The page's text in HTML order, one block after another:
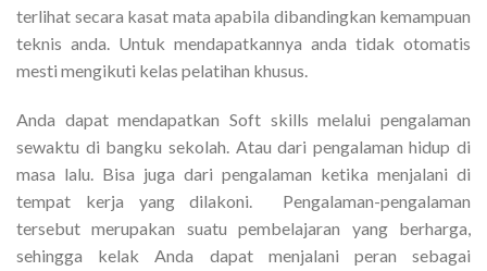
terlihat secara kasat mata apabila dibandingkan kemampuan
teknis anda. Untuk mendapatkannya anda tidak otomatis
mesti mengikuti kelas pelatihan khusus.
Anda dapat mendapatkan Soft skills melalui pengalaman
sewaktu di bangku sekolah. Atau dari pengalaman hidup di
masa lalu. Bisa juga dari pengalaman ketika menjalani di
tempat kerja yang dilakoni. Pengalaman-pengalaman
tersebut merupakan suatu pembelajaran yang berharga,
sehingga kelak Anda dapat menjalani peran sebagai